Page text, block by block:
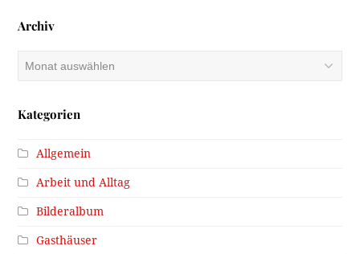
Archiv
Kategorien
Allgemein
Arbeit und Alltag
Bilderalbum
Gasthäuser